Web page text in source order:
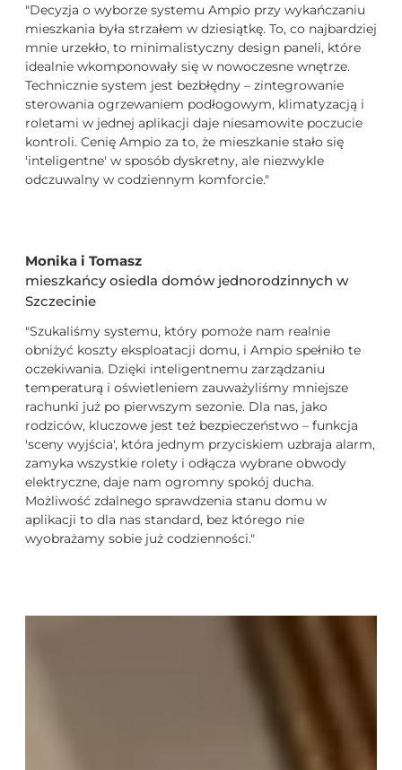
"Decyzja o wyborze systemu Ampio przy wykańczaniu
mieszkania była strzałem w dziesiątkę. To, co najbardziej
mnie urzekło, to minimalistyczny design paneli, które
idealnie wkomponowały się w nowoczesne wnętrze.
Technicznie system jest bezbłędny – zintegrowanie
sterowania ogrzewaniem podłogowym, klimatyzacją i
roletami w jednej aplikacji daje niesamowite poczucie
kontroli. Cenię Ampio za to, że mieszkanie stało się
'inteligentne' w sposób dyskretny, ale niezwykle
odczuwalny w codziennym komforcie."
Monika i Tomasz
mieszkańcy osiedla domów jednorodzinnych w
Szczecinie
"Szukaliśmy systemu, który pomoże nam realnie
obniżyć koszty eksploatacji domu, i Ampio spełniło te
oczekiwania. Dzięki inteligentnemu zarządzaniu
temperaturą i oświetleniem zauważyliśmy mniejsze
rachunki już po pierwszym sezonie. Dla nas, jako
rodziców, kluczowe jest też bezpieczeństwo – funkcja
'sceny wyjścia', która jednym przyciskiem uzbraja alarm,
zamyka wszystkie rolety i odłącza wybrane obwody
elektryczne, daje nam ogromny spokój ducha.
Możliwość zdalnego sprawdzenia stanu domu w
aplikacji to dla nas standard, bez którego nie
wyobrażamy sobie już codzienności."